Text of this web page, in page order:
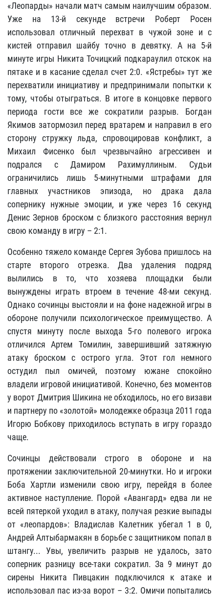
«Леопарды» начали матч самым наилучшим образом.
Уже на 13-й секунде встречи Роберт Росен
использовал отличный перехват в чужой зоне и с
кистей отправил шайбу точно в девятку. А на 5-й
минуте игры Никита Точицкий подкараулил отскок на
пятаке и в касание сделал счет 2:0. «Ястребы» тут же
перехватили инициативу и предпринимали попытки к
тому, чтобы отыграться. В итоге в концовке первого
периода гости все же сократили разрыв. Богдан
Якимов затормозил перед вратарем и направил в его
сторону стружку льда, спровоцировав конфликт, а
Михаил Фисенко был чрезвычайно агрессивен и
подрался с Дамиром Рахимуллиным. Судьи
ограничились лишь 5-минутными штрафами для
главных участников эпизода, но драка дала
сопернику нужные эмоции, и уже через 16 секунд
Денис Зернов броском с близкого расстояния вернул
свою команду в игру – 2:1.
Особенно тяжело команде Сергея Зубова пришлось на
старте второго отрезка. Два удаления подряд
вылились в то, что хозяева площадки были
вынуждены играть втроем в течение 48-ми секунд.
Однако сочинцы выстояли и на фоне надежной игры в
обороне получили психологическое преимущество. А
спустя минуту после выхода 5-го полевого игрока
отличился Артем Томилин, завершивший затяжную
атаку броском с острого угла. Этот гол немного
остудил пыл омичей, поэтому южане спокойно
владели игровой инициативой. Конечно, без моментов
у ворот Дмитрия Шикина не обходилось, но его визави
и партнеру по «золотой» молодежке образца 2011 года
Игорю Бобкову приходилось вступать в игру гораздо
чаще.
Сочинцы действовали строго в обороне и на
протяжении заключительной 20-минутки. Но и игроки
Боба Хартли изменили свою игру, перейдя в более
активное наступление. Порой «Авангард» едва ли не
всей пятеркой уходил в атаку, получая резкие выпады
от «леопардов»: Владислав Калетник убегал 1 в 0,
Андрей Алтыбармакян в борьбе с защитником попал в
штангу... Увы, увеличить разрыв не удалось, зато
соперник разницу все-таки сократил. За 9 минут до
сирены Никита Пивцакин подключился к атаке и
использовал пас из-за ворот – 3:2. Омичи попытались